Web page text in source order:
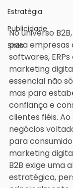
Estratégia
Publicidade
Sites
No universo
para empresas
softwares, ERPs
marketing
essencial não
mas para
confiança e
clientes fiéis.
negócios
para
marketing
B2B exige uma
estratégica,